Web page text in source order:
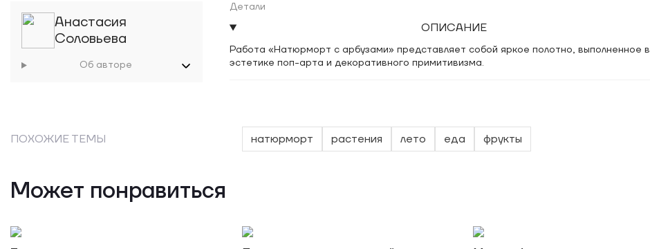
Анастасия
Соловьева
Об авторе
Детали
ОПИСАНИЕ
Работа «Натюрморт с арбузами» представляет собой яркое полотно, выполненное в
эстетике поп-арта и декоративного примитивизма.
ПОХОЖИЕ ТЕМЫ натюрморт растения лето еда фрукты
Может понравиться